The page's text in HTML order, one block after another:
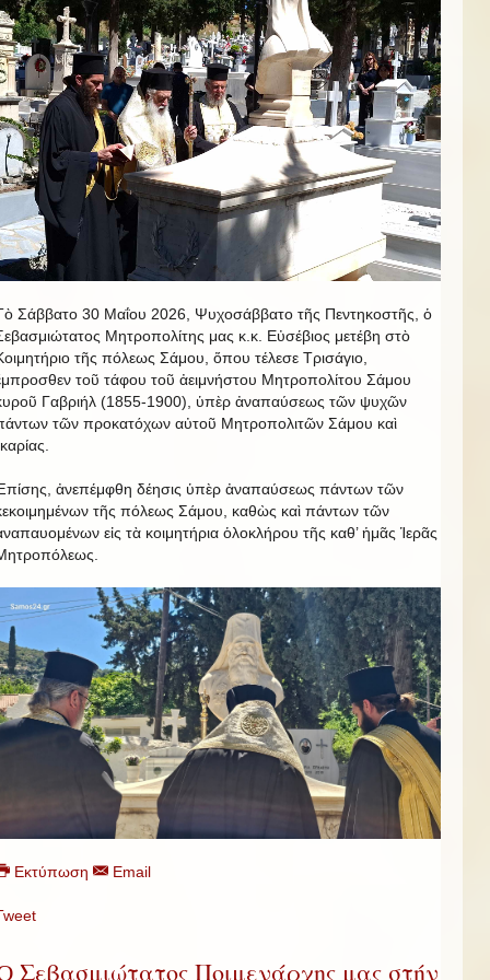
Σάββατο 30 Μαΐου 2026, Ψυχοσάββατο τῆς Πεντηκοστῆς, ὁ
Μητροπολίτης μας κ.κ. Εὐσέβιος μετέβη στὸ
τῆς πόλεως Σάμου, ὅπου τέλεσε Τρισάγιο,
τοῦ τάφου τοῦ ἀειμνήστου Μητροπολίτου Σάμου
Γαβριήλ (1855-1900), ὑπὲρ ἀναπαύσεως τῶν ψυχῶν
τῶν προκατόχων αὐτοῦ Μητροπολιτῶν Σάμου καὶ
ἀνεπέμφθη δέησις ὑπὲρ ἀναπαύσεως πάντων τῶν
τῆς πόλεως Σάμου, καθὼς καὶ πάντων τῶν
εἰς τὰ κοιμητήρια ὁλοκλήρου τῆς καθ’ ἡμᾶς Ἱερᾶς
Εκτύπωση Email
Σεβασμιώτατος Ποιμενάρχης μας στήν